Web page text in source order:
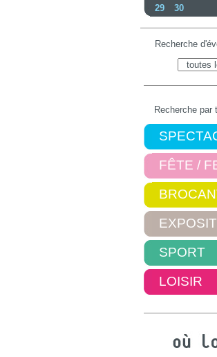
29
30
Recherche
Recherche par
FÊTE /
SPORT
LOISIR